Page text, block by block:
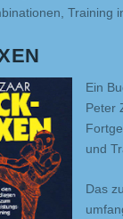
Training
Ein
Peter
und
Das